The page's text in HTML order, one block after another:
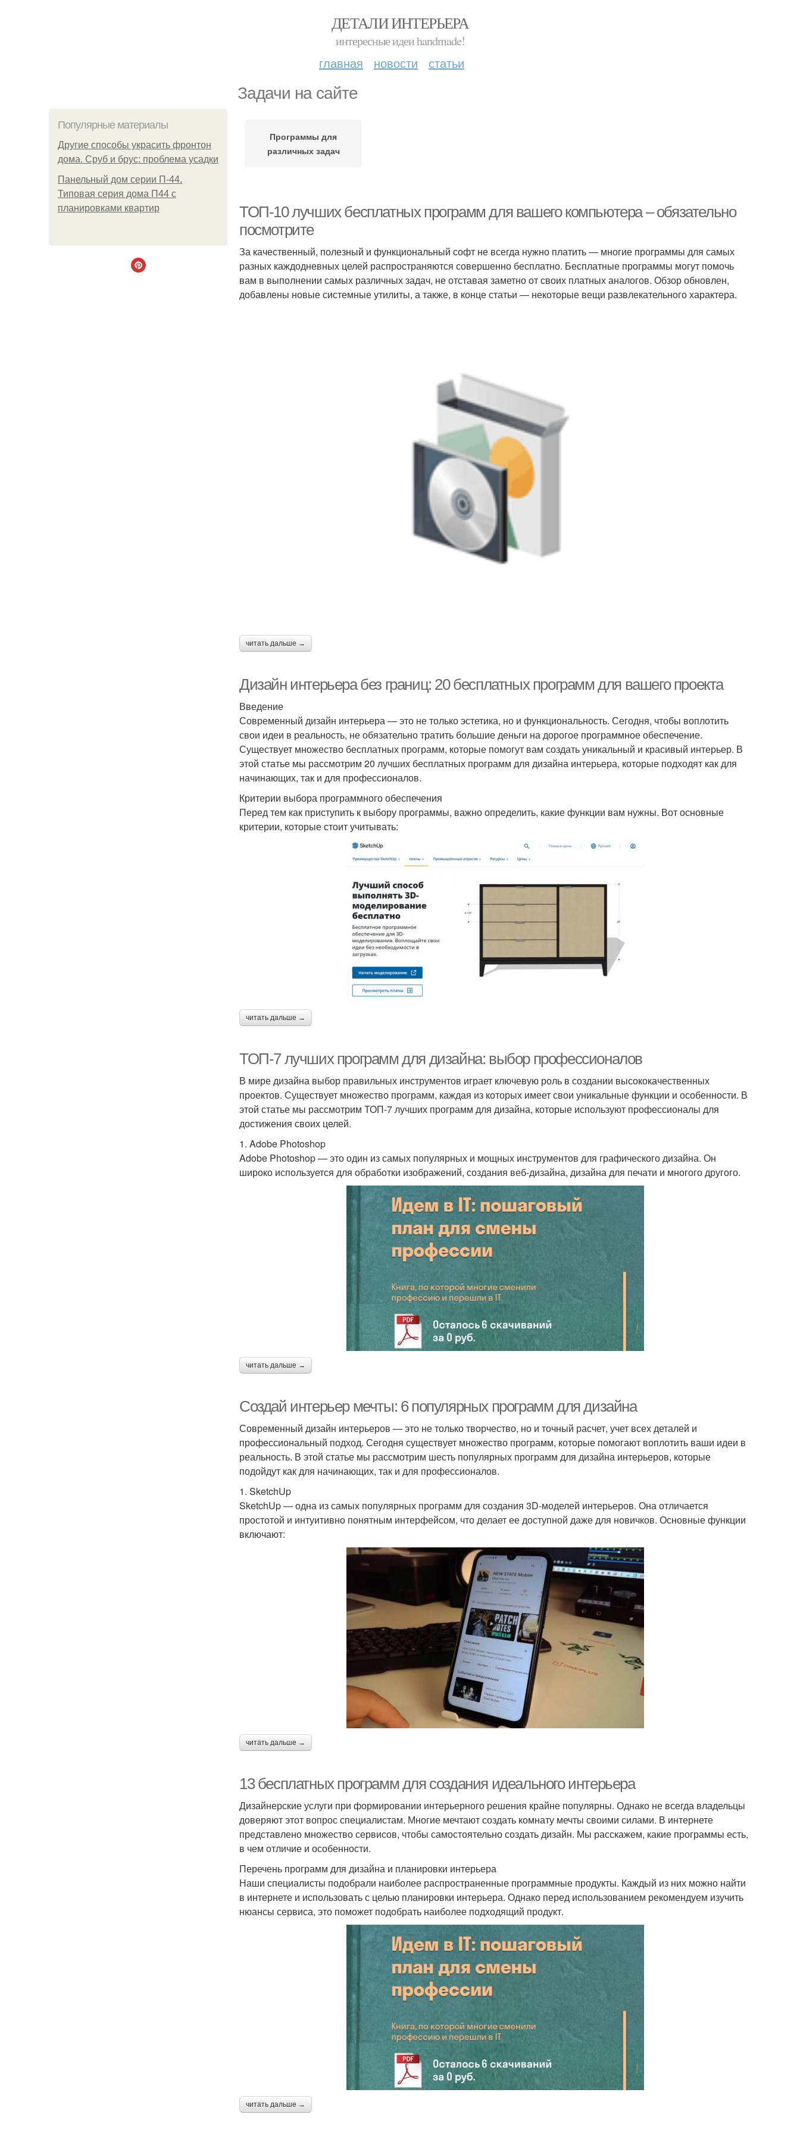
ДЕТАЛИ ИНТЕРЬЕРА
интересные идеи handmade!
главная новости статьи
Задачи на сайте
Популярные материалы
Другие способы украсить фронтон
дома. Сруб и брус: проблема усадки
Панельный дом серии П-44.
Типовая серия дома П44 с
планировками квартир
Программы для
различных задач
ТОП-10 лучших бесплатных программ для вашего компьютера – обязательно
посмотрите
За качественный, полезный и функциональный софт не всегда нужно платить — многие программы для самых
разных каждодневных целей распространяются совершенно бесплатно. Бесплатные программы могут помочь
вам в выполнении самых различных задач, не отставая заметно от своих платных аналогов. Обзор обновлен,
добавлены новые системные утилиты, а также, в конце статьи — некоторые вещи развлекательного характера.
читать дальше →
Дизайн интерьера без границ: 20 бесплатных программ для вашего проекта
Введение
Современный дизайн интерьера — это не только эстетика, но и функциональность. Сегодня, чтобы воплотить
свои идеи в реальность, не обязательно тратить большие деньги на дорогое программное обеспечение.
Существует множество бесплатных программ, которые помогут вам создать уникальный и красивый интерьер. В
этой статье мы рассмотрим 20 лучших бесплатных программ для дизайна интерьера, которые подходят как для
начинающих, так и для профессионалов.
Критерии выбора программного обеспечения
Перед тем как приступить к выбору программы, важно определить, какие функции вам нужны. Вот основные
критерии, которые стоит учитывать:
читать дальше →
ТОП-7 лучших программ для дизайна: выбор профессионалов
В мире дизайна выбор правильных инструментов играет ключевую роль в создании высококачественных
проектов. Существует множество программ, каждая из которых имеет свои уникальные функции и особенности. В
этой статье мы рассмотрим ТОП-7 лучших программ для дизайна, которые используют профессионалы для
достижения своих целей.
1. Adobe Photoshop
Adobe Photoshop — это один из самых популярных и мощных инструментов для графического дизайна. Он
широко используется для обработки изображений, создания веб-дизайна, дизайна для печати и многого другого.
читать дальше →
Создай интерьер мечты: 6 популярных программ для дизайна
Современный дизайн интерьеров — это не только творчество, но и точный расчет, учет всех деталей и
профессиональный подход. Сегодня существует множество программ, которые помогают воплотить ваши идеи в
реальность. В этой статье мы рассмотрим шесть популярных программ для дизайна интерьеров, которые
подойдут как для начинающих, так и для профессионалов.
1. SketchUp
SketchUp — одна из самых популярных программ для создания 3D-моделей интерьеров. Она отличается
простотой и интуитивно понятным интерфейсом, что делает ее доступной даже для новичков. Основные функции
включают:
читать дальше →
13 бесплатных программ для создания идеального интерьера
Дизайнерские услуги при формировании интерьерного решения крайне популярны. Однако не всегда владельцы
доверяют этот вопрос специалистам. Многие мечтают создать комнату мечты своими силами. В интернете
представлено множество сервисов, чтобы самостоятельно создать дизайн. Мы расскажем, какие программы есть,
в чем отличие и особенности.
Перечень программ для дизайна и планировки интерьера
Наши специалисты подобрали наиболее распространенные программные продукты. Каждый из них можно найти
в интернете и использовать с целью планировки интерьера. Однако перед использованием рекомендуем изучить
нюансы сервиса, это поможет подобрать наиболее подходящий продукт.
читать дальше →